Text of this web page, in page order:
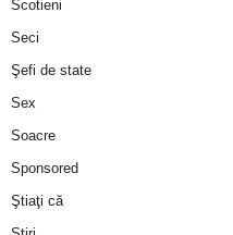
Scotieni
Seci
Şefi de state
Sex
Soacre
Sponsored
Ştiaţi că